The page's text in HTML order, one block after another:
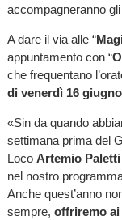
accompagneranno
A dare il via alle “
appuntamento con “
che frequentano
di venerdì 16 giugno
«Sin da quando
settimana prima del
Loco Artemio Paletti
nel nostro
Anche quest’anno
sempre, offriremo